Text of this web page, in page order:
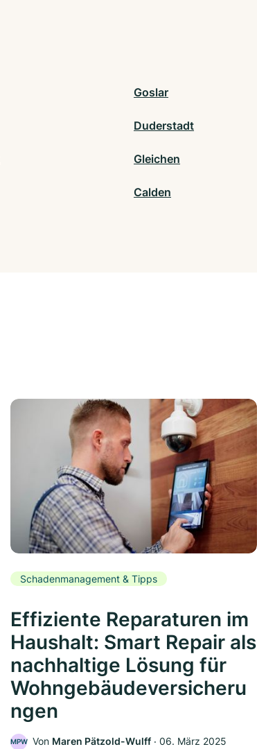
Goslar
Duderstadt
Gleichen
Calden
Schadenmanagement & Tipps
Effiziente Reparaturen im
Haushalt: Smart Repair als
nachhaltige Lösung für
Wohngebäudeversicheru
ngen
MPW Von Maren Pätzold-Wulff ‧ 06. März 2025